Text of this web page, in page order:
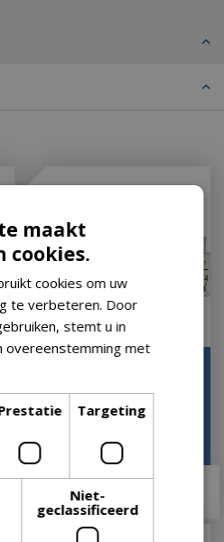
,00
Op voorraad
maakt
cookies.
cookies om uw
te verbeteren. Door
stemt u in
overeenstemming met
Targeting
Niet-
geclassificeerd